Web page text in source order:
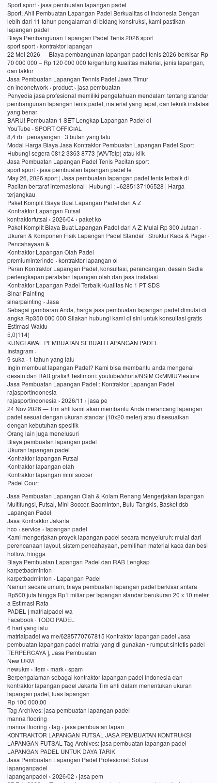
Sport sport › jasa pembuatan lapangan padel
Sport, Ahli Pembuatan Lapangan Padel Berkualitas di Indonesia Dengan
lebih dari 11 tahun pengalaman di bidang konstruksi, kami pastikan
lapangan padel
Biaya Pembangunan Lapangan Padel Tenis 2026 sport
sport sport › kontraktor lapangan
22 Mei 2026 — Biaya pembangunan lapangan padel tenis 2026 berkisar Rp
70 000 000 – Rp 120 000 000 tergantung kualitas material, jenis lapangan,
dan faktor
Jasa Pembuatan Lapangan Tennis Padel Jawa Timur
en indonetwork › product › jasa pembuatan
Penyedia jasa profesional memiliki pengetahuan mendalam tentang standar
pembangunan lapangan tenis padel, material yang tepat, dan teknik instalasi
yang benar
BARU! Pembuatan 1 SET Lengkap Lapangan Padel di
YouTube · SPORT OFFICIAL
8,4 rb+ penayangan · 3 bulan yang lalu
Modal Harga Biaya Jasa Kontraktor Pembuatan Lapangan Padel Sport
Hubungi segera 0812 3363 8773 (WA/Telp) atau klik
Jasa Pembuatan Lapangan Padel Tenis Pacitan sport
sport sport › jasa pembuatan lapangan padel te
May 26, 2026 sport | Jasa pembuatan lapangan padel tenis terbaik di
Pacitan bertaraf internasional | Hubungi : +6285137106528 | Harga
terjangkau
Paket Komplit Biaya Buat Lapangan Padel dari A Z
Kontraktor Lapangan Futsal
kontraktorfutsal › 2026/04 › paket ko
Paket Komplit Biaya Buat Lapangan Padel dari A Z: Mulai Rp 300 Jutaan ·
Ukuran & Komponen Fisik Lapangan Padel Standar · Struktur Kaca & Pagar ·
Pencahayaan &
Kontraktor Lapangan Olah Padel
premiuminterindo › kontraktor lapangan ol
Peran Kontraktor Lapangan Padel, konsultasi, perancangan, desain Sedia
perlengkapan peralatan lapangan olah dan jasa instalasi
Kontraktor Lapangan Padel Terbaik Kualitas No 1 PT SDS
Sinar Painting
sinarpainting › Jasa
Sebagai gambaran Anda, harga jasa pembuatan lapangan padel dimulai di
angka Rp350 000 000 Silakan hubungi kami di sini untuk konsultasi gratis
Estimasi Waktu
5,0(114)
KUNCI AWAL PEMBUATAN SEBUAH LAPANGAN PADEL
Instagram ·
9 suka · 1 tahun yang lalu
Ingin membuat lapangan Padel? Kami bisa membantu anda mengenai
desain dan RAB gratis!! Testimoni: youtube/shorts/NSiM OxMMtU?feature
Jasa Pembuatan Lapangan Padel : Kontraktor Lapangan Padel
rajasportindonesia
rajasportindonesia › 2026/11 › jasa pe
24 Nov 2026 — Tim ahli kami akan membantu Anda merancang lapangan
padel sesuai dengan ukuran standar (10x20 meter) atau disesuaikan
dengan kebutuhan spesifik
Orang lain juga menelusuri
Biaya pembuatan lapangan padel
Ukuran lapangan padel
Kontraktor lapangan Futsal
Kontraktor lapangan olah
Kontraktor lapangan mini soccer
Padel Court
Jasa Pembuatan Lapangan Olah & Kolam Renang Mengerjakan lapangan
Multifungsi, Futsal, Mini Soccer, Badminton, Bulu Tangkis, Basket dsb
Lapangan Padel
Jasa Kontraktor Jakarta
hco › service › lapangan padel
Kami mengerjakan proyek lapangan padel secara menyeluruh: mulai dari
perencanaan layout, sistem pencahayaan, pemilihan material kaca dan besi
hollow, hingga
Biaya Pembuatan Lapangan Padel dan RAB Lengkap
karpetbadminton
karpetbadminton › Lapangan Padel
Namun secara umum, biaya pembuatan lapangan padel berkisar antara
Rp500 juta hingga Rp1 miliar per lapangan standar berukuran 20 x 10 meter
a Estimasi Rata
PADEL | matrialpadel wa
Facebook · TODO PADEL
6 hari yang lalu
matrialpadel wa me/6285770767815 Kontraktor lapangan padel Jasa
pembuatan lapangan padel matrial yang di gunakan • rumput sintetis padel
TERPERCAYA ], Jasa Pembuatan
New UKM
newukm › item › mark › spam
Berpengalaman sebagai kontraktor lapangan padel Indonesia dan
kontraktor lapangan padel Jakarta Tim ahli dalam menentukan ukuran
lapangan padel, luas lapangan
Rp 100 000,00
Tag Archives: jasa pembuatan lapangan padel
manna flooring
manna flooring › tag › jasa pembuatan lapan
KONTRAKTOR LAPANGAN FUTSAL JASA PEMBUATAN KONTRUKSI
LAPANGAN FUTSAL Tag Archives: jasa pembuatan lapangan padel
LAPANGAN PADEL UNTUK DAYA TARIK
Jasa Pembuatan Lapangan Padel Profesional: Solusi
lapanganpadel
lapanganpadel › 2026/02 › jasa pem